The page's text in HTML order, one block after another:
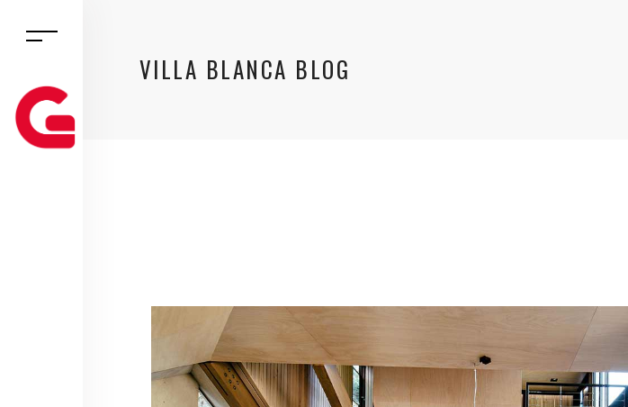
VILLA BLANCA BLOG